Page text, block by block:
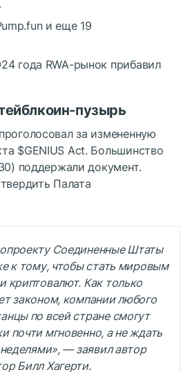
и еще 19
года RWA-рынок прибавил
пузырь
за измененную
$GENIUS Act. Большинство
поддержали документ.
Палата
Соединенные Штаты
к тому, чтобы стать мировым
криптовалют. Как только
законом, компании любого
по всей стране смогут
почти мгновенно, а не ждать
— заявил автор
Билл Хагерти.